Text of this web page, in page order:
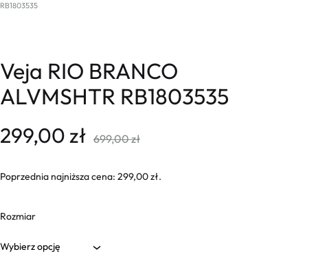
RB1803535
Veja RIO BRANCO
ALVMSHTR RB1803535
299,00zł 699,00zł
Poprzednia najniższa cena: 299,00zł.
Rozmiar